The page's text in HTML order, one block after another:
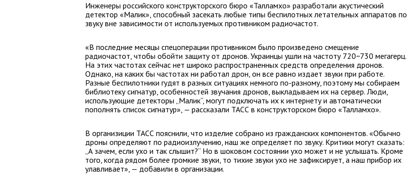
Инженеры российского конструкторского бюро «Талламхо» разработали акустический
детектор «Малик», способный засекать любые типы беспилотных летательных аппаратов по
звуку вне зависимости от используемых противником радиочастот.
«В последние месяцы спецоперации противником было произведено смещение
радиочастот, чтобы обойти защиту от дронов. Украинцы ушли на частоту 720−730 мегагерц.
На этих частотах сейчас нет широко распространенных средств определения дронов.
Однако, на каких бы частотах ни работал дрон, он все равно издает звуки при работе.
Разные беспилотники гудят в разных ситуациях немного по-разному, поэтому мы собираем
библиотеку сигнатур, особенностей звучания дронов, выкладываем их на сервер. Люди,
использующие детекторы „Малик“, могут подключать их к интернету и автоматически
пополнять список сигнатур», — рассказали ТАСС в конструкторском бюро «Талламхо».
В организиции ТАСС пояснили, что изделие собрано из гражданских компонентов. «Обычно
дроны определяют по радиоизлучению, наш же определяет по звуку. Критики могут сказать:
„А зачем, если ухо и так слышит?“ Но в шоковом состоянии ухо может и не услышать. Кроме
того, когда рядом более громкие звуки, то тихие звуки ухо не зафиксирует, а наш прибор их
улавливает», — добавили в организации.